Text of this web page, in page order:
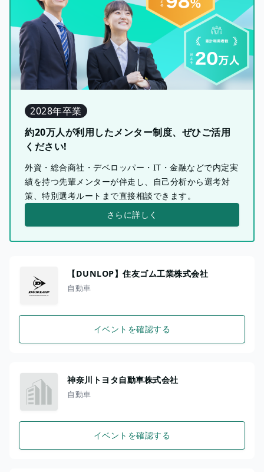
2028年卒業
約20万人が利用したメンター制度、ぜひご活用
ください!
外資・総合商社・デベロッパー・IT・金融などで内定実
績を持つ先輩メンターが伴走し、自己分析から選考対
策、特別選考ルートまで直接相談できます。
さらに詳しく
【DUNLOP】住友ゴム工業株式会社
自動車
イベントを確認する
神奈川トヨタ自動車株式会社
自動車
イベントを確認する